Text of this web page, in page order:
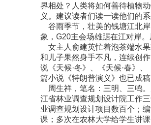
界相处？人类将如何善待植物
义。建议读者们读一读他们的系
谷雨季节，壮美的钱塘江北
象，G20主会场雄踞在江对岸
女主人俞建英忙着泡茶端水
和儿子果然身手不凡，连续创
说《天候·冬》、《天候·春》
篇小说《特朗普演义》也已成
周生祥，笔名：三明、三鸣
江省林业调查规划设计院工作
业调查规划设计项目数百个；
课；多次在农林大学给学生讲